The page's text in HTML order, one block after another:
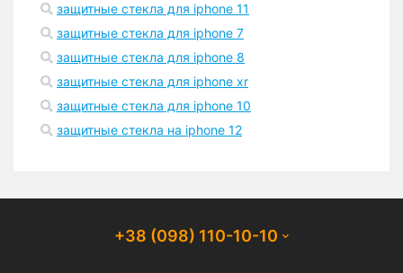
защитные стекла для iphone 11
защитные стекла для iphone 7
защитные стекла для iphone 8
защитные стекла для iphone xr
защитные стекла для iphone 10
защитные стекла на iphone 12
+38 (098) 110-10-10